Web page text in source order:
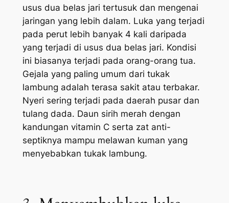
usus dua belas jari tertusuk dan mengenai
jaringan yang lebih dalam. Luka yang terjadi
pada perut lebih banyak 4 kali daripada
yang terjadi di usus dua belas jari. Kondisi
ini biasanya terjadi pada orang-orang tua.
Gejala yang paling umum dari tukak
lambung adalah terasa sakit atau terbakar.
Nyeri sering terjadi pada daerah pusar dan
tulang dada. Daun sirih merah dengan
kandungan vitamin C serta zat anti-
septiknya mampu melawan kuman yang
menyebabkan tukak lambung.